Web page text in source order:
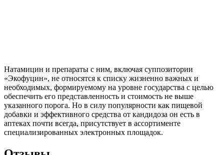
Кирилл, 21 год: «Моя нынешняя подруга часто использует эти
свечки. У нее кандидоз стабильно раз в полгода обостряется,
на смену времен года. Так она боится и меня заразить,
обязательно пару дней воздержания устраиваем. Ей они
нравятся – побочных эффектов никаких, облегчение с первого
же введения, а весь курс занимает от силы неделю. Уже раза 4
их брала, говорит, пока привыкания нету, переносится
отлично».
София, 34 года: «Молочница у меня периодически